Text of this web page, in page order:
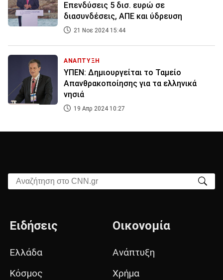
Επενδύσεις 5 δισ. ευρώ σε
διασυνδέσεις, ΑΠΕ και ύδρευση
21 Νοε 2024 15:44
ΑΝΑΠΤΥΞΗ
ΥΠΕΝ: Δημιουργείται το Ταμείο
Απανθρακοποίησης για τα ελληνικά
νησιά
19 Απρ 2024 10:27
Αναζήτηση στο CNN.gr
Ειδήσεις
Ελλάδα
Κόσμος
Οικονομία
Ανάπτυξη
Χρήμα